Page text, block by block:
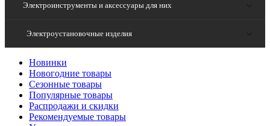
Электроинструменты и аксессуары для них
Электроустановочные изделия
Новинки
Новогодние товары
Сезонные товары
Популярные товары
Распродажи и скидки
Рекомендуемые товары